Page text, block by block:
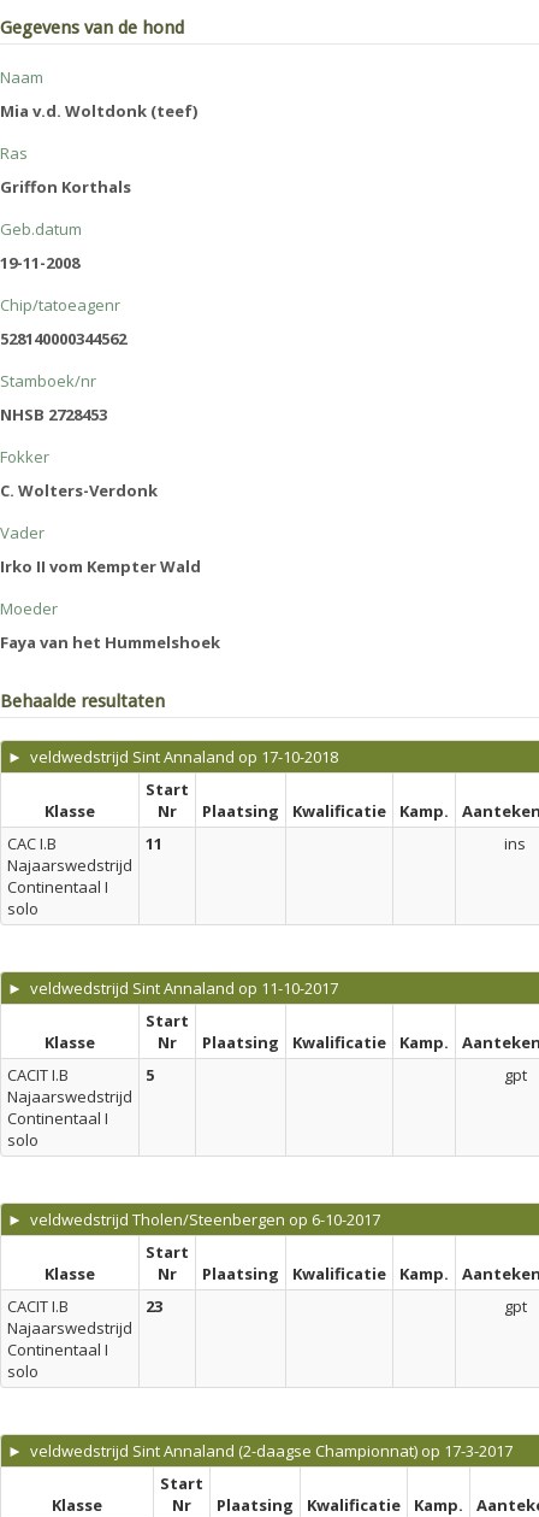
Gegevens van de hond
Naam
Mia v.d. Woltdonk (teef)
Ras
Griffon Korthals
Geb.datum
19-11-2008
Chip/tatoeagenr
528140000344562
Stamboek/nr
NHSB 2728453
Fokker
C. Wolters-Verdonk
Vader
Irko II vom Kempter Wald
Moeder
Faya van het Hummelshoek
Behaalde resultaten
► veldwedstrijd Sint Annaland op 17-10-2018
Klasse
Start
Nr
Plaatsing Kwalificatie Kamp.
CAC I.B
Najaarswedstrijd
Continentaal I
solo
11 ins
► veldwedstrijd Sint Annaland op 11-10-2017
Klasse
Start
Nr
Plaatsing Kwalificatie Kamp.
CACIT I.B
Najaarswedstrijd
Continentaal I
solo
5 gpt
► veldwedstrijd Tholen/Steenbergen op 6-10-2017
Klasse
Start
Nr
Plaatsing Kwalificatie Kamp.
CACIT I.B
Najaarswedstrijd
Continentaal I
solo
23 gpt
► veldwedstrijd Sint Annaland (2-daagse Championnat) op 17-3-2017
Klasse
Start
Nr
Plaatsing Kwalificatie Kamp.